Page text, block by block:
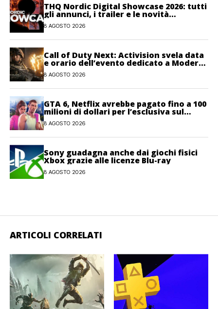
THQ Nordic Digital Showcase 2026: tutti
gli annunci, i trailer e le novità
dell’evento
8 AGOSTO 2026
Call of Duty Next: Activision svela data
e orario dell’evento dedicato a Modern
Warfare 4
8 AGOSTO 2026
GTA 6, Netflix avrebbe pagato fino a 100
milioni di dollari per l’esclusiva sul
gioco
8 AGOSTO 2026
Sony guadagna anche dai giochi fisici
Xbox grazie alle licenze Blu-ray
8 AGOSTO 2026
ARTICOLI CORRELATI